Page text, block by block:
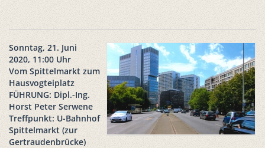
Sonntag, 21. Juni
2020, 11:00 Uhr
Vom Spittelmarkt zum
Hausvogteiplatz
FÜHRUNG: Dipl.-Ing.
Horst Peter Serwene
Treffpunkt: U-Bahnhof
Spittelmarkt (zur
Gertraudenbrücke)